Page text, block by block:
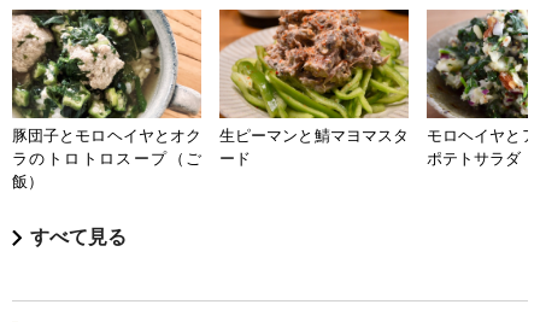
豚団子とモロヘイヤとオク
ラのトロトロスープ（ご
飯）
生ピーマンと鯖マヨマスタ
ード
モロヘイヤと
ポテトサラダ
すべて見る